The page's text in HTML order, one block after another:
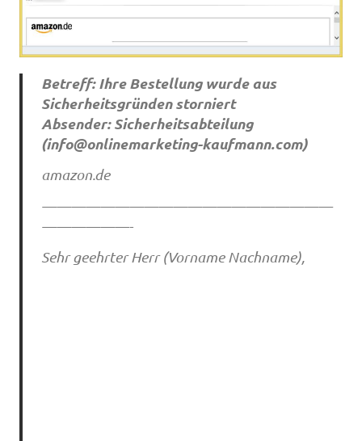
Betreff: Ihre Bestellung wurde aus
Sicherheitsgründen storniert
Absender: Sicherheitsabteilung
(info@onlinemarketing-kaufmann.com)
amazon.de
————————————————————
——————-
Sehr geehrter Herr (Vorname Nachname),